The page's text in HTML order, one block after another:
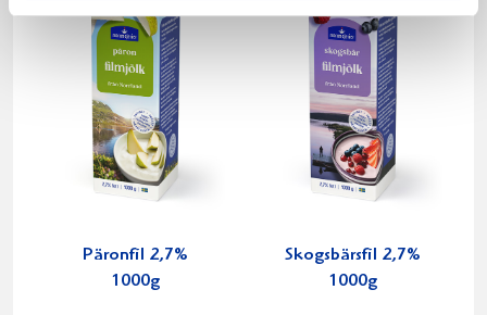
Päronfil 2,7%
1000g
Skogsbärsfil 2,7%
1000g